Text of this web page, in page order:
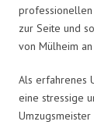
professionellen
zur Seite und
von Mülheim
Als erfahrenes
eine stressige